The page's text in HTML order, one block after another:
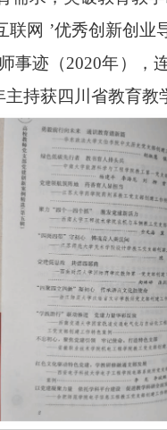
网 ’优秀创新创业
迹（2020年），
持获四川省教育教